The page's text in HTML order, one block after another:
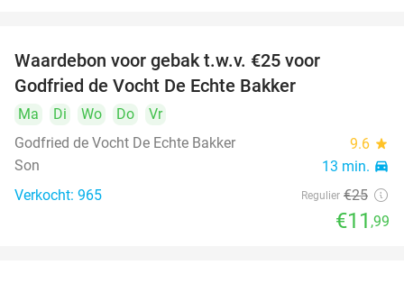
Waardebon voor gebak t.w.v. €25 voor
Godfried de Vocht De Echte Bakker
Ma Di Wo Do
Vr
Godfried de Vocht De Echte Bakker
9.6 star
Son 13 min. directions_car
Verkocht: 965 Regulier €25
€11 ,99